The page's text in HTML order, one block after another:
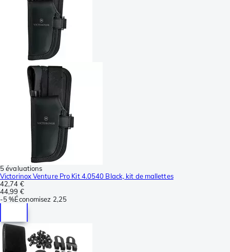
5 évaluations
Victorinox Venture Pro Kit 4.0540 Black, kit de mallettes
42,74 €
44,99 €
-5 %Économisez 2,25